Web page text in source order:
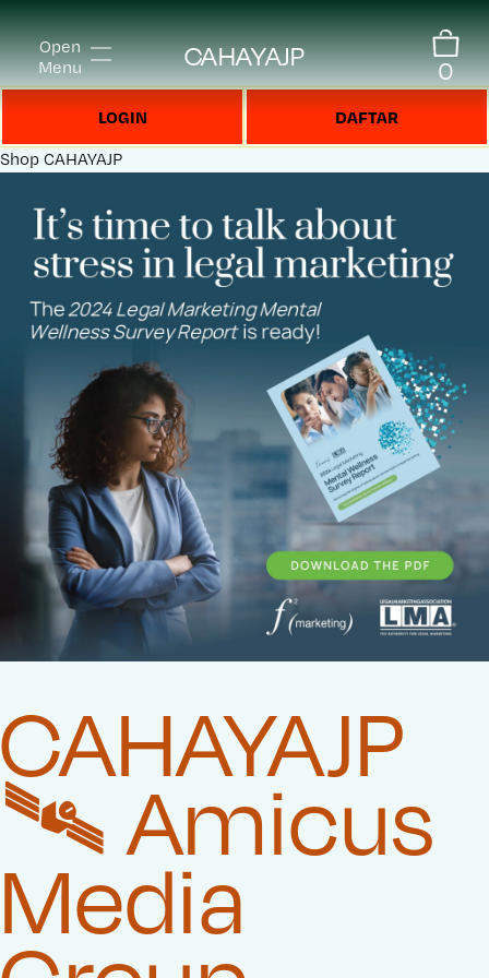
Open
Menu
CAHAYAJP 0
LOGIN DAFTAR
Shop CAHAYAJP
CAHAYAJP
🛰️‍ Amicus
Media